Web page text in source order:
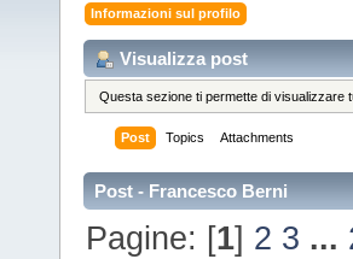
Informazioni sul profilo
Visualizza post
Questa sezione ti permette di visualizzare
Post Topics Attachments
Post - Francesco Berni
Pagine: [1] 2 3 ...